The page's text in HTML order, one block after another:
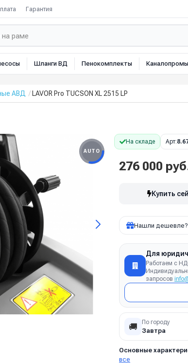
Гарантия
Шланги ВД Пенокомплекты
АВД LAVOR Pro TUCSON XL 2515 LP
AUTO
На складе Арт:
276 000
Купить
Нашли дешевле?
Для
Работаем с
запросов
🚚 По городу
Завтра
Основные
все